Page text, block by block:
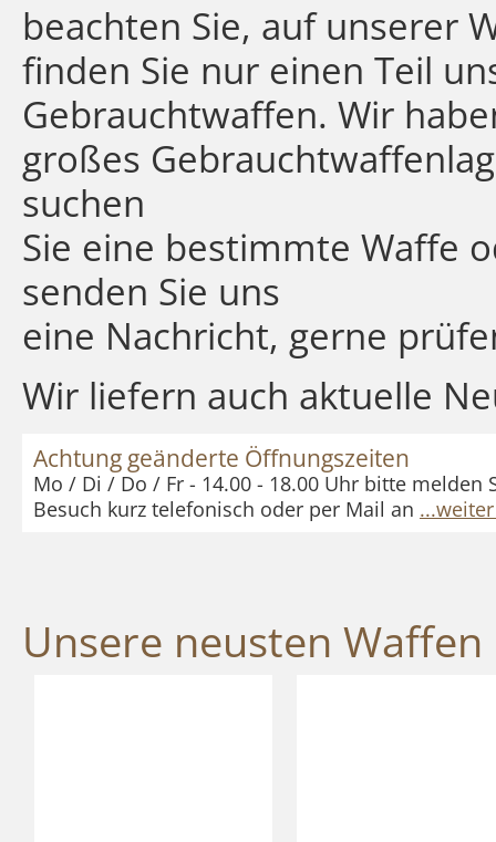
beachten Sie, auf unserer
finden Sie nur einen Teil
Gebrauchtwaffen. Wir
großes
suchen
Sie eine bestimmte Waffe
senden Sie uns
eine Nachricht, gerne
Wir liefern auch aktuelle
Achtung geänderte Öffnungszeiten
Mo / Di / Do / Fr - 14.00 - 18.00 Uhr bitte melden
Besuch kurz telefonisch oder per Mail an
Unsere neusten Waffen